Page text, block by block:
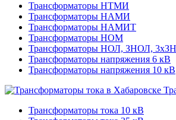
Трансформаторы НТМИ
Трансформаторы НАМИ
Трансформаторы НАМИТ
Трансформаторы НОМ
Трансформаторы НОЛ, ЗНОЛ,
Трансформаторы напряжения 6 кВ
Трансформаторы напряжения 10 кВ
Трансформаторы тока 10 кВ